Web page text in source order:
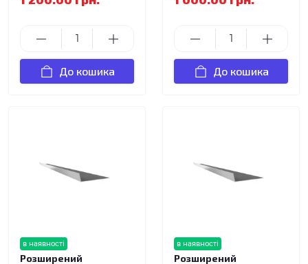
До кошика До кошика
в наявності
Розширений
в наявності
Розширений